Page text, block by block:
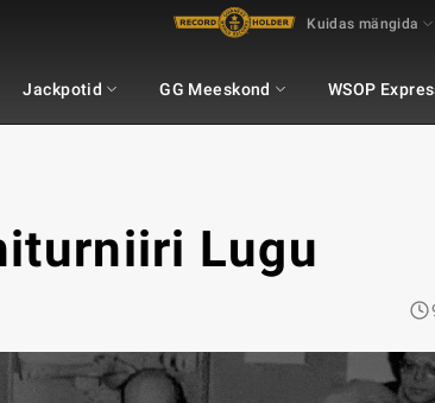
Kuidas mängida
Jackpotid GG Meeskond WSOP
Lugu